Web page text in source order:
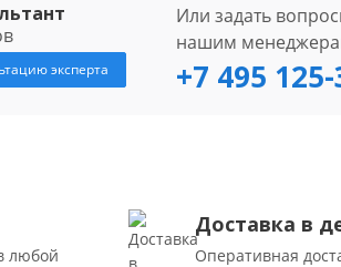
эксперта
Или задать
нашим
+7 495
любой
Доставка в
Оперативная